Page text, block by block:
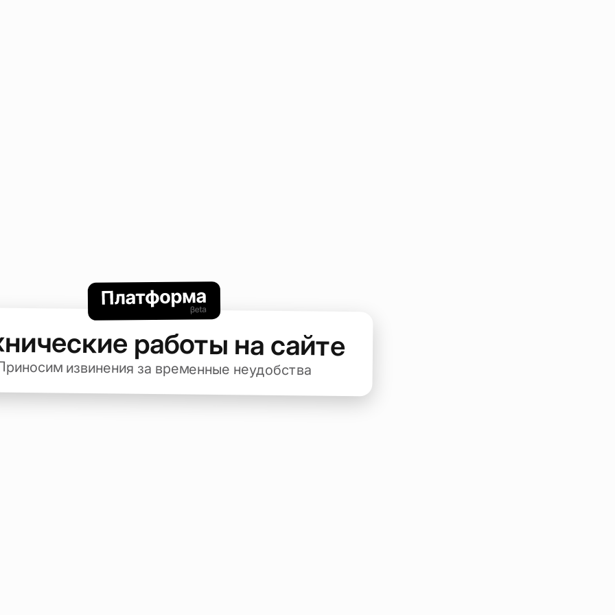
работы на сайте
извинения за временные неудобства